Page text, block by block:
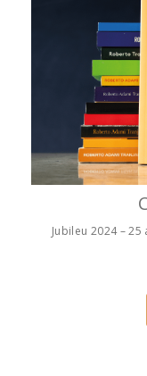
Jubileu 2024 –